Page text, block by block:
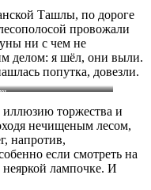
Ташлы, по дороге
провожали
ни с чем не
делом: я шёл, они выли.
попутка, довезли.
торжества и
нечищеным лесом,
напротив,
если смотреть на
лампочке. И